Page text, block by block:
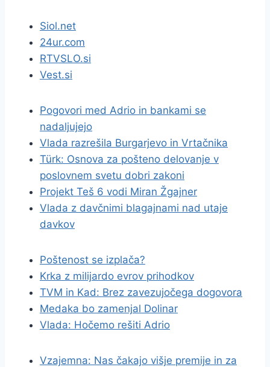
Siol.net
24ur.com
RTVSLO.si
Vest.si
Pogovori med Adrio in bankami se
nadaljujejo
Vlada razrešila Burgarjevo in Vrtačnika
Türk: Osnova za pošteno delovanje v
poslovnem svetu dobri zakoni
Projekt Teš 6 vodi Miran Žgajner
Vlada z davčnimi blagajnami nad utaje
davkov
Poštenost se izplača?
Krka z milijardo evrov prihodkov
TVM in Kad: Brez zavezujočega dogovora
Medaka bo zamenjal Dolinar
Vlada: Hočemo rešiti Adrio
Vzajemna: Nas čakajo višje premije in za